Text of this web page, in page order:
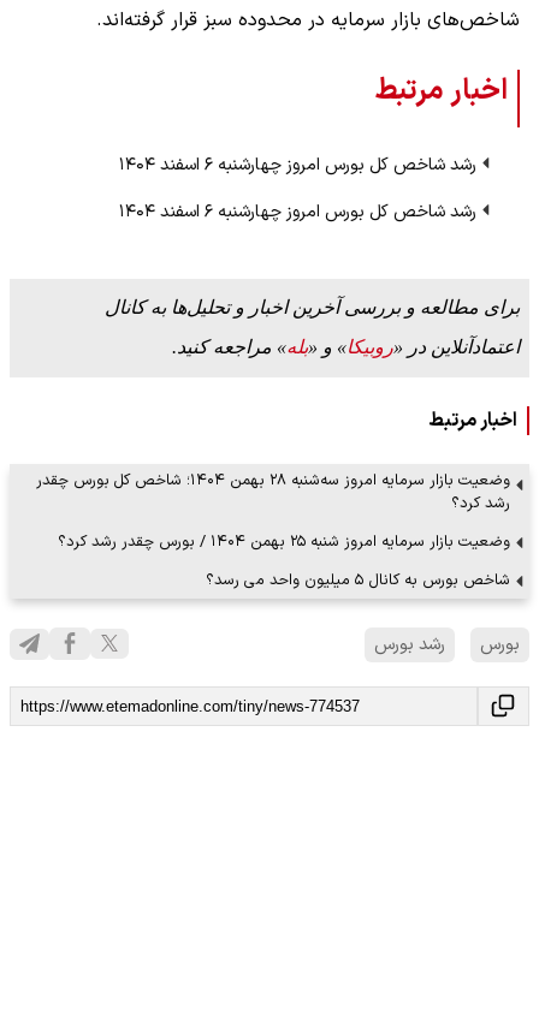
شاخص‌های بازار سرمایه در محدوده سبز قرار گرفته‌اند.
اخبار مرتبط
رشد شاخص کل بورس امروز چهارشنبه ۶ اسفند ۱۴۰۴
رشد شاخص کل بورس امروز چهارشنبه ۶ اسفند ۱۴۰۴
برای مطالعه و بررسی آخرین اخبار و تحلیل‌ها به کانال
اعتمادآنلاین در «روبیکا» و «بله» مراجعه کنید.
اخبار مرتبط
وضعیت بازار سرمایه امروز سه‌شنبه ۲۸ بهمن ۱۴۰۴؛‌ شاخص کل بورس چقدر
رشد کرد؟
وضعیت بازار سرمایه امروز شنبه ۲۵ بهمن ۱۴۰۴ / بورس چقدر رشد کرد؟
شاخص بورس به کانال ۵ میلیون واحد می رسد؟
بورس رشد بورس